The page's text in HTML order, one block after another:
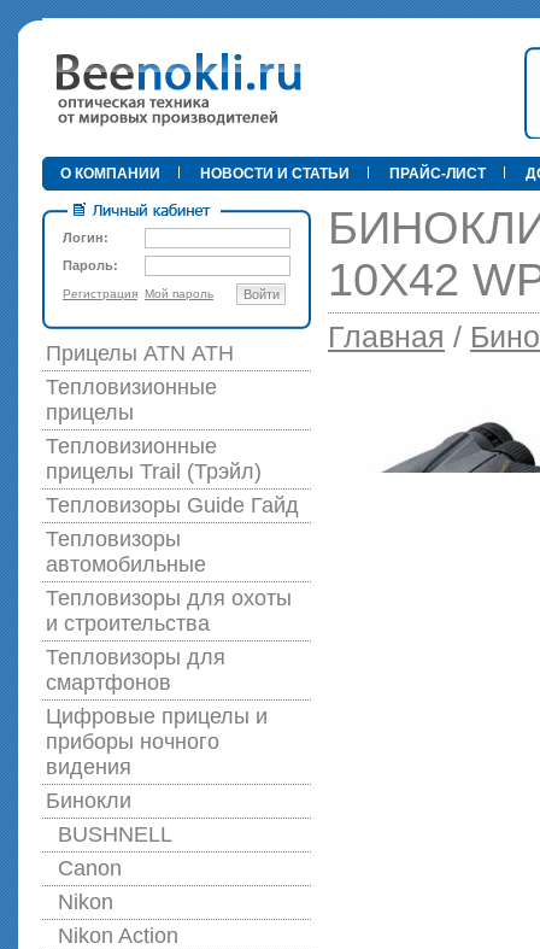
•
О КОМПАНИИ НОВОСТИ И СТАТЬИ ПРАЙС-ЛИСТ
Логин:
Пароль:
Регистрация Мой пароль Войти
Прицелы ATN АТН
Тепловизионные
прицелы
Тепловизионные
прицелы Trail (Трэйл)
Тепловизоры Guide Гайд
Тепловизоры
автомобильные
Тепловизоры для охоты
и строительства
Тепловизоры для
смартфонов
Цифровые прицелы и
приборы ночного
видения
Бинокли
BUSHNELL
Canon
Nikon
Nikon Action
БИНОКЛИ
10X42
Главная /